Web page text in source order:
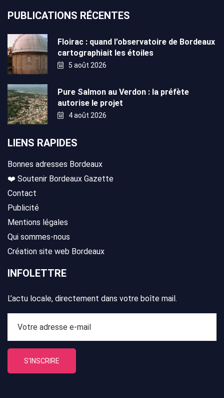
PUBLICATIONS RÉCENTES
Floirac : quand l’observatoire de Bordeaux
cartographiait les étoiles
5 août 2026
Pure Salmon au Verdon : la préfète
autorise le projet
4 août 2026
LIENS RAPIDES
Bonnes adresses Bordeaux
❤️ Soutenir Bordeaux Gazette
Contact
Publicité
Mentions légales
Qui sommes-nous
Création site web Bordeaux
INFOLETTRE
L’actu locale, directement dans votre boîte mail.
S'INSCRIRE